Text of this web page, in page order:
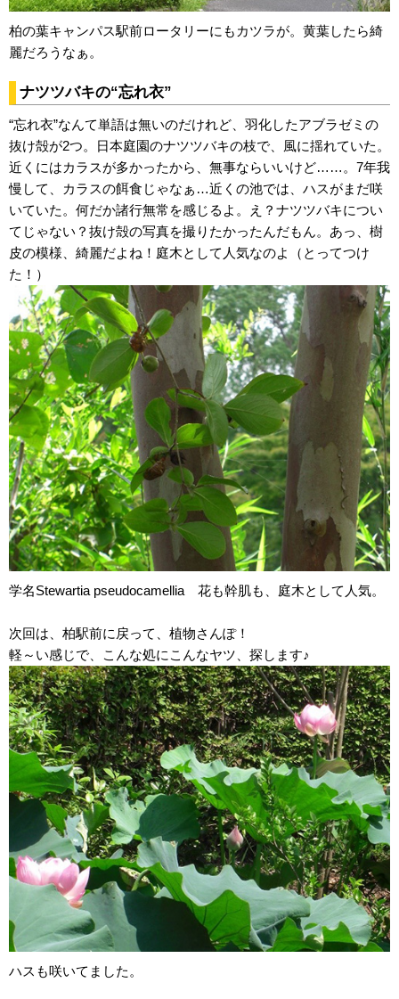
柏の葉キャンパス駅前ロータリーにもカツラが。黄葉したら綺
麗だろうなぁ。
ナツツバキの“忘れ衣”
“忘れ衣”なんて単語は無いのだけれど、羽化したアブラゼミの
抜け殻が2つ。日本庭園のナツツバキの枝で、風に揺れていた。
近くにはカラスが多かったから、無事ならいいけど……。7年我
慢して、カラスの餌食じゃなぁ…近くの池では、ハスがまだ咲
いていた。何だか諸行無常を感じるよ。え？ナツツバキについ
てじゃない？抜け殻の写真を撮りたかったんだもん。あっ、樹
皮の模様、綺麗だよね！庭木として人気なのよ（とってつけ
た！）
学名Stewartia pseudocamellia 花も幹肌も、庭木として人気。
次回は、柏駅前に戻って、植物さんぽ！
軽～い感じで、こんな処にこんなヤツ、探します♪
ハスも咲いてました。